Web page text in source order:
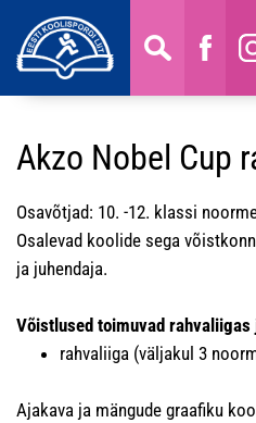
Akzo Nobel Cup
Osavõtjad: 10. -12. klassi
Osalevad koolide sega
ja juhendaja.
Võistlused toimuvad
rahvaliiga (väljakul 3
Ajakava ja mängude graafiku